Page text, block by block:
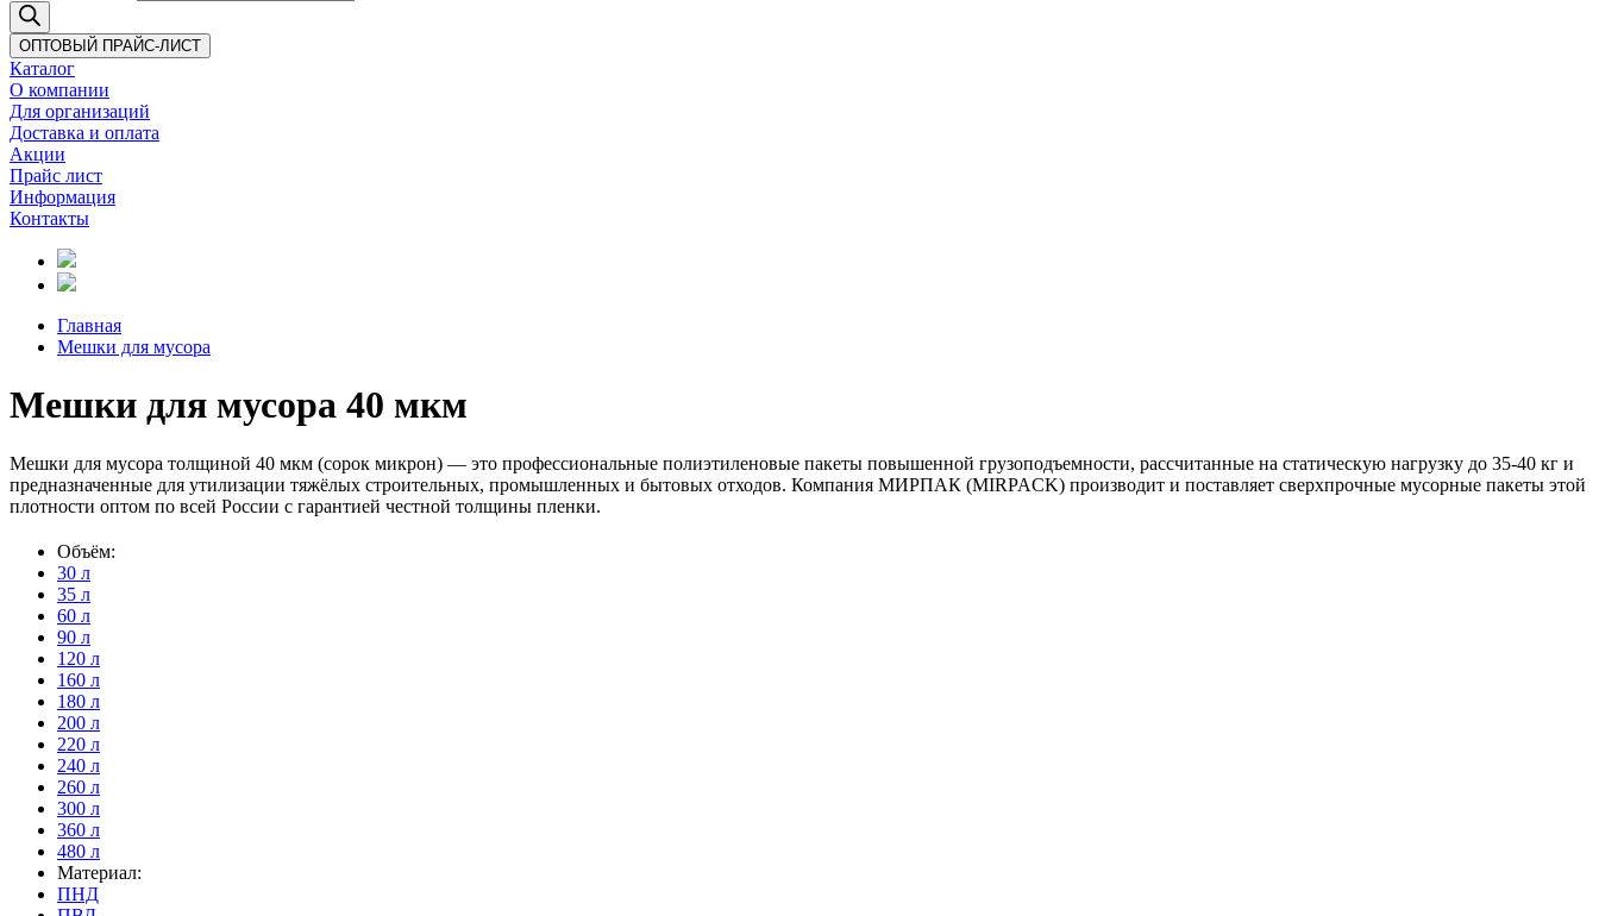
ОПТОВЫЙ ПРАЙС-ЛИСТ
Каталог
О компании
Для организаций
Доставка и оплата
Акции
Прайс лист
Информация
Контакты
Главная
Мешки для мусора
Мешки для мусора 40 мкм
Мешки для мусора толщиной 40 мкм (сорок микрон) — это профессиональные полиэтиленовые пакеты повышенной грузоподъемности, рассчитанные на статическую нагрузку до 35-40 кг и
предназначенные для утилизации тяжёлых строительных, промышленных и бытовых отходов. Компания МИРПАК (MIRPACK) производит и поставляет сверхпрочные мусорные пакеты этой
плотности оптом по всей России с гарантией честной толщины пленки.
Объём:
30 л
35 л
60 л
90 л
120 л
160 л
180 л
200 л
220 л
240 л
260 л
300 л
360 л
480 л
Материал:
ПНД